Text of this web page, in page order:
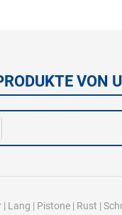
VON
| Lang | Pistone| Rust |